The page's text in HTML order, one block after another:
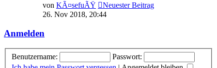
von KÃ¤sefuÃŸ
Neuester Beitrag
26. Nov 2018, 20:44
Anmelden
Benutzername:
Passwort: